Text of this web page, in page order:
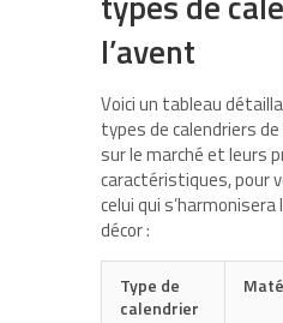
l’avent
Voici un tableau
types de calendriers
sur le marché et leurs
caractéristiques, pour
celui qui
décor :
Type de
calendrier